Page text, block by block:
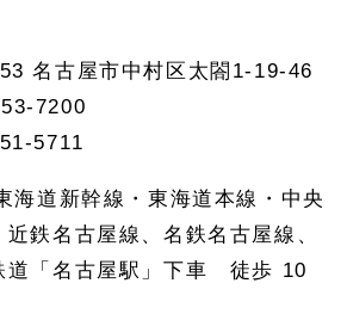
名古屋市中村区太閤1-19-46
7200
5711
道新幹線・東海道本線・中央
鉄名古屋線、名鉄名古屋線、
道「名古屋駅」下車 徒歩 10